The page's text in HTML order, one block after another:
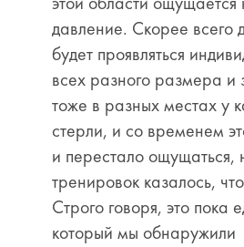
давление. Скорее всего
будет проявляться
всех разного размера и
тоже в разных местах у
стерли, и со временем
и перестало ощущаться,
тренировок казалось,
Строго говоря, это пока
который мы обнаружили